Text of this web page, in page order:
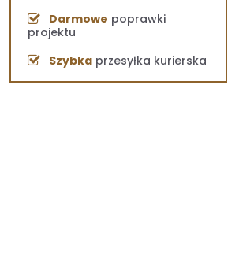
Darmowe poprawki
projektu
Szybka przesyłka kurierska